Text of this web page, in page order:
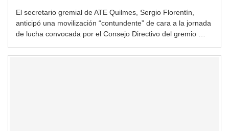
El secretario gremial de ATE Quilmes, Sergio Florentín,
anticipó una movilización “contundente” de cara a la jornada
de lucha convocada por el Consejo Directivo del gremio …